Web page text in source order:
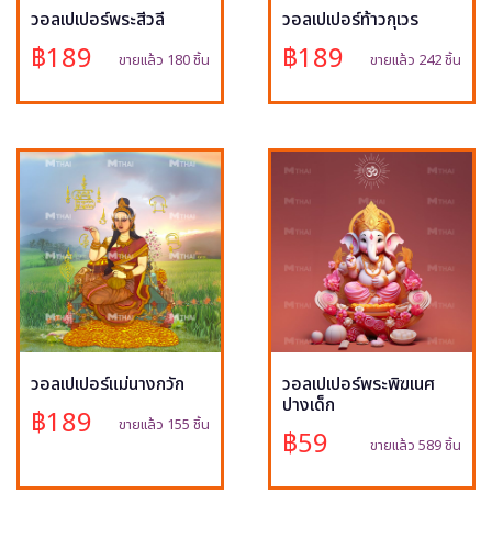
วอลเปเปอร์พระสีวลี
฿189 ขายแล้ว 180 ชิ้น
วอลเปเปอร์ท้าวกุเวร
฿189 ขายแล้ว 242 ชิ้น
วอลเปเปอร์แม่นางกวัก
฿189 ขายแล้ว 155 ชิ้น
วอลเปเปอร์พระพิฆเนศ
ปางเด็ก
฿59 ขายแล้ว 589 ชิ้น